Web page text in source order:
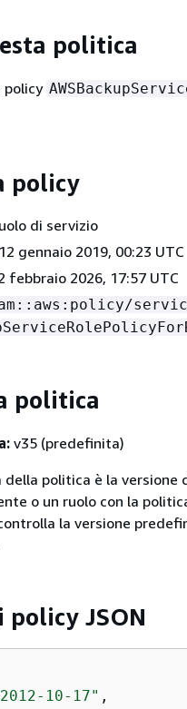
politica
policy
policy
di servizio
gennaio 2019, 00:23 UTC
febbraio 2026, 17:57 UTC
politica
v35 (predefinita)
politica è la versione
o un ruolo con la
controlla la versione
policy JSON
10-17" ,